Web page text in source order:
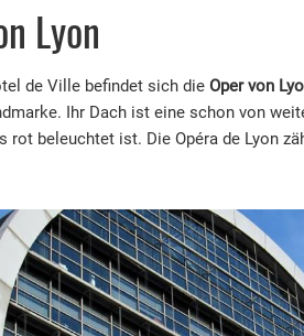
Lyon
de Ville befindet sich die Oper von
Ihr Dach ist eine schon von
rot beleuchtet ist. Die Opéra de Lyon